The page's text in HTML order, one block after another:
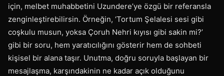
için, melbet muhabbetini Uzundere’ye özgü bir referansla
zenginleştirebilirsin. Örneğin, ‘Tortum Şelalesi sesi gibi
coşkulu musun, yoksa Çoruh Nehri kıyısı gibi sakin mi?’
gibi bir soru, hem yaratıcılığını gösterir hem de sohbeti
kişisel bir alana taşır. Unutma, doğru soruyla başlayan bir
mesajlaşma, karşındakinin ne kadar açık olduğunu